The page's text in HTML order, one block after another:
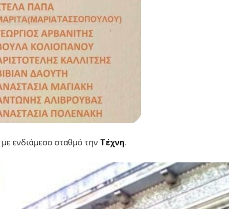
με ενδιάμεσο σταθμό την Τέχνη.